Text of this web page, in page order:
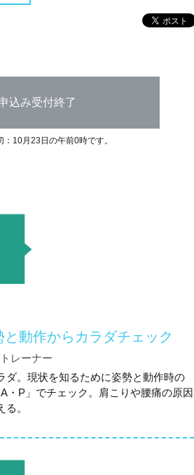
込み受付終了
10月23日の午前0時です。
動作からカラダチェック
レーナー
ダ。現状を知るために姿勢と動作時の
・P」でチェック。肩こりや腰痛の原因
。